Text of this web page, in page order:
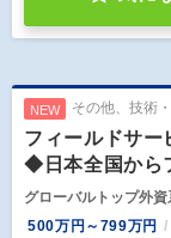
NEW その他、技術
フィールドサー
◆日本全国から
グローバルトップ外
500万円～799万円